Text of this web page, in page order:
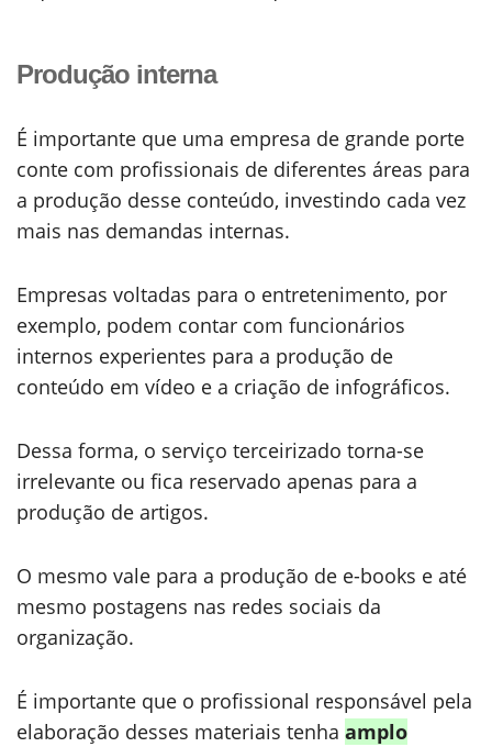
Produção interna
É importante que uma empresa de grande porte
conte com profissionais de diferentes áreas para
a produção desse conteúdo, investindo cada vez
mais nas demandas internas.
Empresas voltadas para o entretenimento, por
exemplo, podem contar com funcionários
internos experientes para a produção de
conteúdo em vídeo e a criação de infográficos.
Dessa forma, o serviço terceirizado torna-se
irrelevante ou fica reservado apenas para a
produção de artigos.
O mesmo vale para a produção de e-books e até
mesmo postagens nas redes sociais da
organização.
É importante que o profissional responsável pela
elaboração desses materiais tenha amplo